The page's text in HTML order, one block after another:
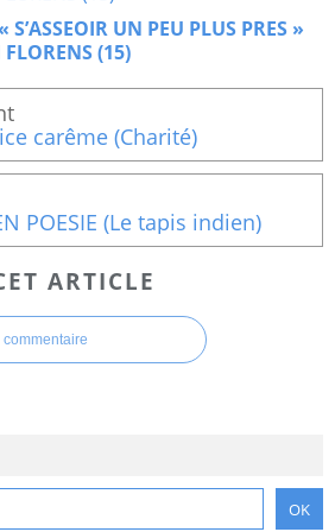
S’ASSEOIR UN PEU PLUS PRES »
(15)
carême (Charité)
POESIE (Le tapis indien)
ARTICLE